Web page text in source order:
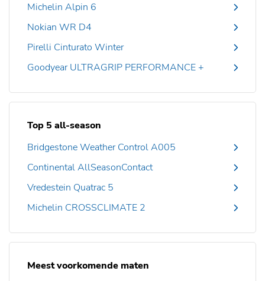
Michelin Alpin 6
Nokian WR D4
Pirelli Cinturato Winter
Goodyear ULTRAGRIP PERFORMANCE +
Top 5 all-season
Bridgestone Weather Control A005
Continental AllSeasonContact
Vredestein Quatrac 5
Michelin CROSSCLIMATE 2
Meest voorkomende maten